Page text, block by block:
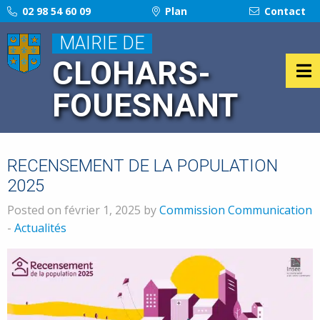
02 98 54 60 09 Plan Contact
MAIRIE DE
CLOHARS-
FOUESNANT
RECENSEMENT DE LA POPULATION
2025
Posted on février 1, 2025 byCommission Communication
- Actualités